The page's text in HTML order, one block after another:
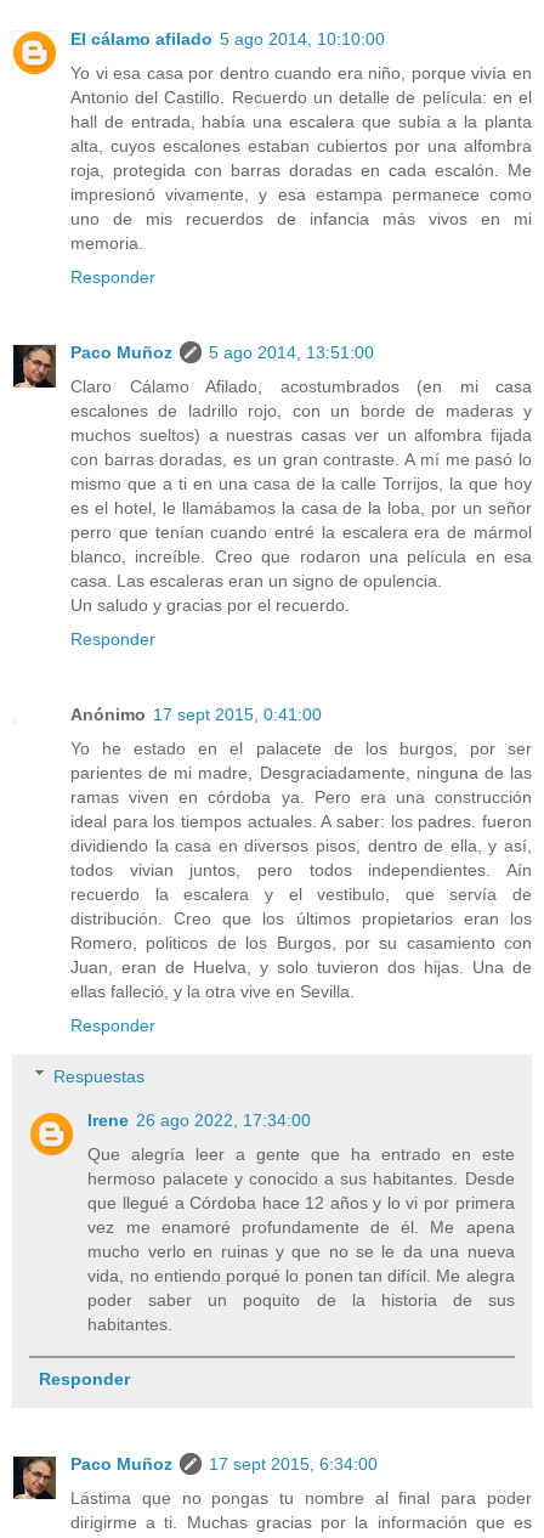
El cálamo afilado 5 ago 2014, 10:10:00
Yo vi esa casa por dentro cuando era niño, porque vivía en
Antonio del Castillo. Recuerdo un detalle de película: en el
hall de entrada, había una escalera que subía a la planta
alta, cuyos escalones estaban cubiertos por una alfombra
roja, protegida con barras doradas en cada escalón. Me
impresionó vivamente, y esa estampa permanece como
uno de mis recuerdos de infancia más vivos en mi
memoria.
Responder
Paco Muñoz
5 ago 2014, 13:51:00
Claro Cálamo Afilado, acostumbrados (en mi casa
escalones de ladrillo rojo, con un borde de maderas y
muchos sueltos) a nuestras casas ver un alfombra fijada
con barras doradas, es un gran contraste. A mí me pasó lo
mismo que a ti en una casa de la calle Torrijos, la que hoy
es el hotel, le llamábamos la casa de la loba, por un señor
perro que tenían cuando entré la escalera era de mármol
blanco, increíble. Creo que rodaron una película en esa
casa. Las escaleras eran un signo de opulencia.
Un saludo y gracias por el recuerdo.
Responder
Anónimo 17 sept 2015, 0:41:00
Yo he estado en el palacete de los burgos, por ser
parientes de mi madre, Desgraciadamente, ninguna de las
ramas viven en córdoba ya. Pero era una construcción
ideal para los tiempos actuales. A saber: los padres. fueron
dividiendo la casa en diversos pisos, dentro de ella, y así,
todos vivian juntos, pero todos independientes. Aín
recuerdo la escalera y el vestibulo, que servía de
distribución. Creo que los últimos propietarios eran los
Romero, politicos de los Burgos, por su casamiento con
Juan, eran de Huelva, y solo tuvieron dos hijas. Una de
ellas falleció, y la otra vive en Sevilla.
Responder
Respuestas
Irene 26 ago 2022, 17:34:00
Que alegría leer a gente que ha entrado en este
hermoso palacete y conocido a sus habitantes. Desde
que llegué a Córdoba hace 12 años y lo vi por primera
vez me enamoré profundamente de él. Me apena
mucho verlo en ruinas y que no se le da una nueva
vida, no entiendo porqué lo ponen tan difícil. Me alegra
poder saber un poquito de la historia de sus
habitantes.
Responder
Paco Muñoz
17 sept 2015, 6:34:00
Lástima que no pongas tu nombre al final para poder
dirigirme a ti. Muchas gracias por la información que es